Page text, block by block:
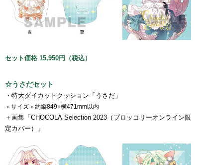
セット価格 15,950円（税込）
☆うさだセット
・特大ダイカットクッション「うさだ」
＜サイズ＞約縦849×横471mm以内
＋画集「CHOCOLA Selection 2023（ブロッコリーオンライン限
定カバー）」